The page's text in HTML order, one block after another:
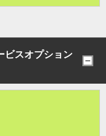
ビスオプション